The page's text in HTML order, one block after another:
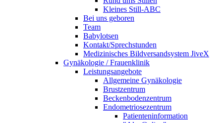
Kleines Still-ABC
Bei uns geboren
Team
Babylotsen
Kontakt/Sprechstunden
Medizinisches Bildversandsystem JiveX
Gynäkologie / Frauenklinik
Leistungsangebote
Allgemeine Gynäkologie
Brustzentrum
Beckenbodenzentrum
Endometriosezentrum
Patienteninformation